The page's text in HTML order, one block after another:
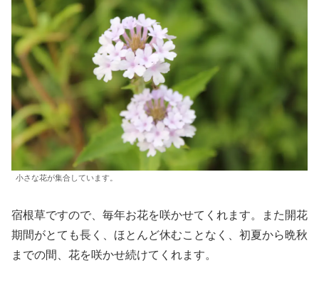
小さな花が集合しています。
宿根草ですので、毎年お花を咲かせてくれます。また開花
期間がとても長く、ほとんど休むことなく、初夏から晩秋
までの間、花を咲かせ続けてくれます。